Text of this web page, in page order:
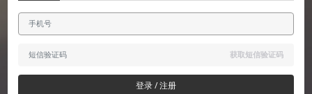
获取短信验证码
登录 / 注册